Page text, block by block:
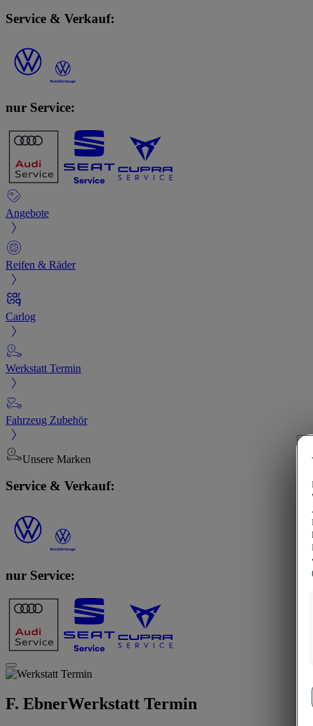
Service & Verkauf:
nur Service:
Angebote
Reifen & Räder
Carlog
Werkstatt Termin
Fahrzeug Zubehör
Unsere Marken
Service & Verkauf:
nur Service:
F. EbnerWerkstatt Termin